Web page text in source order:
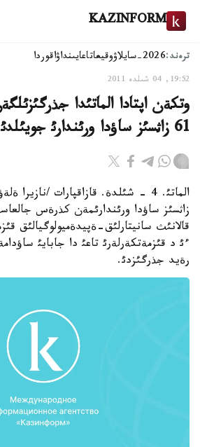
KAZINFORM
ترەند:2026-سايلاۋ وقيعاتاعايىنداۋاقوردا
19:52, 04 شىلدە 2011
وتكةن اپتادا الماتئدا
61 زاثسئز ساؤدا ورئندارئ جويئلدئ
الماتئ. 4 - شئلدة. قازاقپارات /
زاثسئز ساؤدا ورئندارئمةن كذرةس
قالانئث سانيتارلئق-ةپيدةميولوگيالئق
ءئ د قئزمةتكةرلةرئ تاعئ دا جابايئ
رةيد جذرگئزدئ.